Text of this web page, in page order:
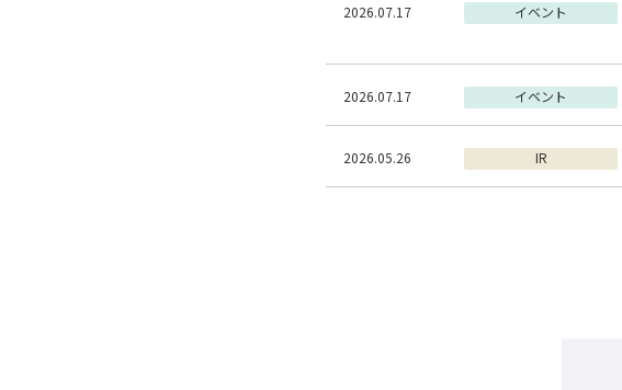
2026.07.17 イベント
2026.07.17 イベント
2026.05.26 IR